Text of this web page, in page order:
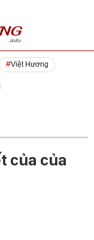
Việt Hương
của của